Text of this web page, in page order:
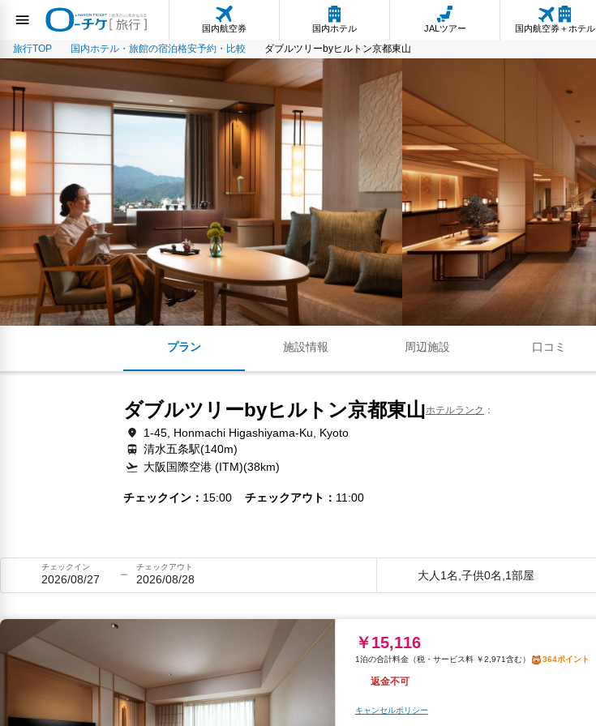
国内航空券 国内ホテル JALツアー 国内航空券＋ホテル
旅行TOP 国内ホテル・旅館の宿泊格安予約・比較 ダブルツリーbyヒルトン京都東山
プラン 施設情報 周辺施設 口コミ
ダブルツリーbyヒルトン京都東山ホテルランク
1-45, Honmachi Higashiyama-Ku, Kyoto
清水五条駅(140m)
大阪国際空港 (ITM)(38km)
チェックイン 15:00 チェックアウト 11:00
チェックイン
2026/08/27
チェックアウト
2026/08/28 大人1名,子供0名,1部屋
￥15,116
税・サービス料 ￥2,971含む 364ポイント
返金不可
キャンセルポリシー